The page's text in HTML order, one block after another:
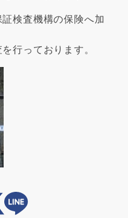
検査機構の保険へ加
行っております。